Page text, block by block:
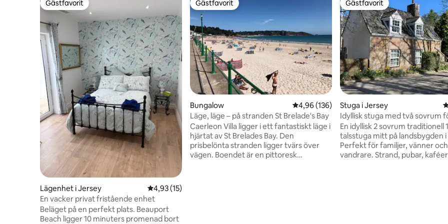
Gästfavorit
Gästfavorit
Lägenhet i Jersey 4,93 av 5 i genomsnittligt betyg, 15 omdömen
4,93 (15)
En vacker privat fristående enhet
Beläget på en perfekt plats. Beauport
Beach ligger 10 minuters promenad bort
Gästfavorit
Gästfavorit
Bungalow 4,96 av 5 i genomsnittligt betyg, 136
4,96 (136)
Läge, läge – på stranden St Brelade's Bay
Caerleon Villa ligger i ett fantastiskt läge i
hjärtat av St Brelades Bay. Den
prisbelönta stranden ligger tvärs över
vägen. Boendet är en pittoresk
Gästfavorit
Gästfavorit
Stuga i Jersey
Idyllisk stuga med två sovrum
och vandrare
En idyllisk 2 sovrum traditionell
talsstuga mitt på landsbygden i
Perfekt för familjer, vänner och
vandrare. Strand, pubar, kaféer och